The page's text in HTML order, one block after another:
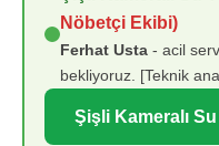
Nöbetçi Ekibi)
Ferhat Usta - acil
bekliyoruz. [Teknik
Şişli Kameralı